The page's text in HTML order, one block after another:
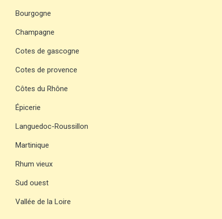
Bourgogne
Champagne
Cotes de gascogne
Cotes de provence
Côtes du Rhône
Épicerie
Languedoc-Roussillon
Martinique
Rhum vieux
Sud ouest
Vallée de la Loire